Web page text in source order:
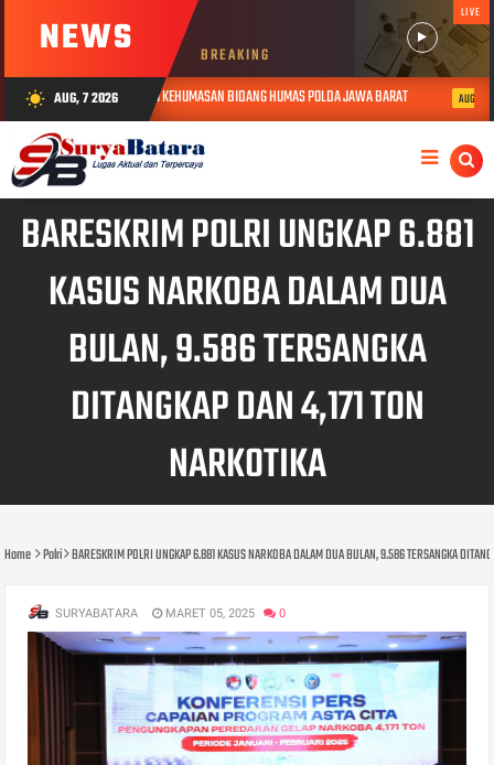
NEWS BREAKING
LIVE
wb_sunny AUG, 7 2026
FUNGSI KEHUMASAN BIDANG HUMAS POLDA JAWA BARAT AUG 06, 2026
BARESKRIM POLRI UNGKAP 6.881
KASUS NARKOBA DALAM DUA
BULAN, 9.586 TERSANGKA
DITANGKAP DAN 4,171 TON
NARKOTIKA
Home Polri BARESKRIM POLRI UNGKAP 6.881 KASUS NARKOBA DALAM DUA BULAN, 9.586 TERSANGKA
SURYABATARA MARET 05, 2025 0